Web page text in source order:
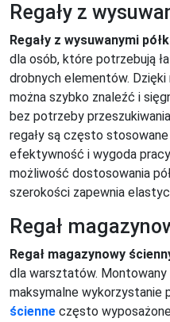
Regały z
Regały z wysuwanymi
dla osób, które potrzebują
drobnych elementów.
można szybko znaleźć i
bez potrzeby
regały są często
efektywność i wygoda
możliwość dostosowania
szerokości zapewnia
Regał
Regał magazynowy
dla warsztatów. Montowany
maksymalne wykorzystanie
ścienne często